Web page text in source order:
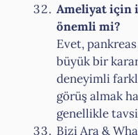
Ameliyat için
önemli mi?
Evet,
büyük bir
deneyimli
görüş almak
genellikle
Bizi Ara &